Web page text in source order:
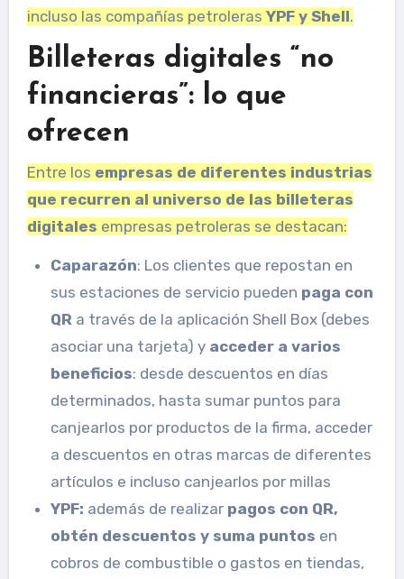
incluso las compañías petroleras YPF y Shell.
Billeteras digitales “no
financieras”: lo que
ofrecen
Entre los empresas de diferentes industrias
que recurren al universo de las billeteras
digitales empresas petroleras se destacan:
Caparazón: Los clientes que repostan en
sus estaciones de servicio pueden paga con
QR a través de la aplicación Shell Box (debes
asociar una tarjeta) y acceder a varios
beneficios: desde descuentos en días
determinados, hasta sumar puntos para
canjearlos por productos de la firma, acceder
a descuentos en otras marcas de diferentes
artículos e incluso canjearlos por millas
YPF: además de realizar pagos con QR,
obtén descuentos y suma puntos en
cobros de combustible o gastos en tiendas,